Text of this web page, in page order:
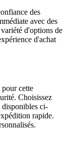
des
avec des
d'options de
d'achat
cette
Choisissez
disponibles ci-
rapide.